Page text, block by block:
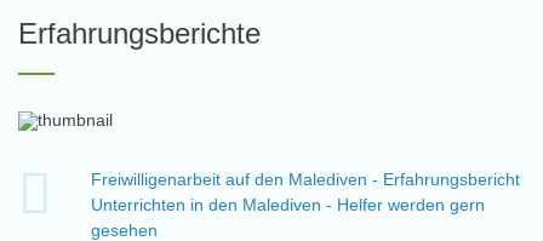
Erfahrungsberichte
Freiwilligenarbeit auf den Malediven - Erfahrungsbericht
Unterrichten in den Malediven - Helfer werden gern
gesehen